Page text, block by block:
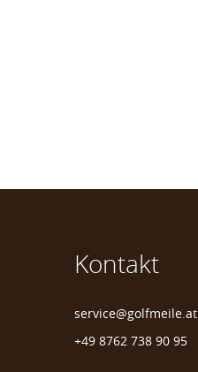
Kontakt
service@golfmeile.at
+49 8762 738 90 95